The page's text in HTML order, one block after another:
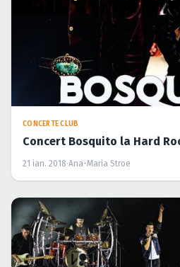
CONCERTE CLUB
Concert Bosquito la Hard
21 ian. 2018·Ana-Maria Stroe